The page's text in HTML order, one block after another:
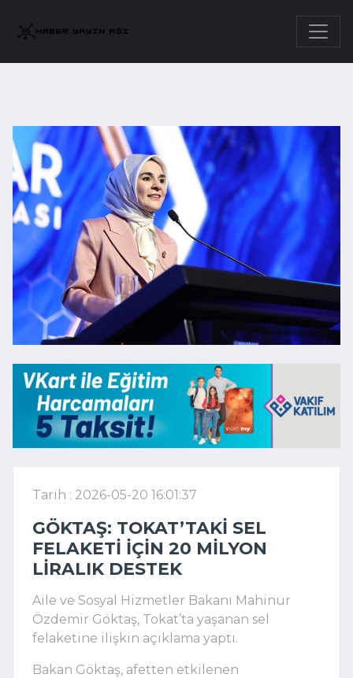
Tarih : 2026-05-20 16:01:37
GÖKTAŞ: TOKAT’TAKI SEL
FELAKETI IÇIN 20 MILYON
LIRALIK DESTEK
Aile ve Sosyal Hizmetler Bakanı Mahinur
Özdemir Göktaş, Tokat’ta yaşanan sel
felaketine ilişkin açıklama yaptı.
Bakan Göktaş, afetten etkilenen